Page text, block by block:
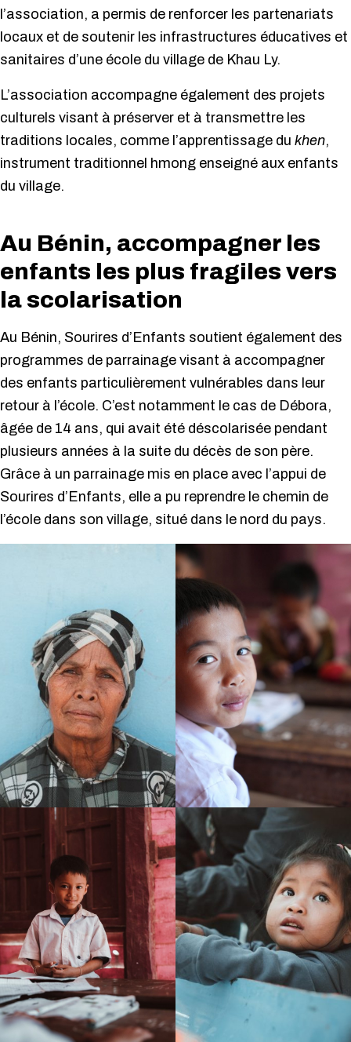
l’association, a permis de renforcer les partenariats
locaux et de soutenir les infrastructures éducatives et
sanitaires d’une école du village de Khau Ly.
L’association accompagne également des projets
culturels visant à préserver et à transmettre les
traditions locales, comme l’apprentissage du khen,
instrument traditionnel hmong enseigné aux enfants
du village.
Au Bénin, accompagner les
enfants les plus fragiles vers
la scolarisation
Au Bénin, Sourires d’Enfants soutient également des
programmes de parrainage visant à accompagner
des enfants particulièrement vulnérables dans leur
retour à l’école. C’est notamment le cas de Débora,
âgée de 14 ans, qui avait été déscolarisée pendant
plusieurs années à la suite du décès de son père.
Grâce à un parrainage mis en place avec l’appui de
Sourires d’Enfants, elle a pu reprendre le chemin de
l’école dans son village, situé dans le nord du pays.